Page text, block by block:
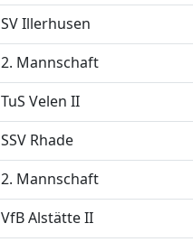
SV Illerhusen
2. Mannschaft
TuS Velen II
SSV Rhade
2. Mannschaft
VfB Alstätte II